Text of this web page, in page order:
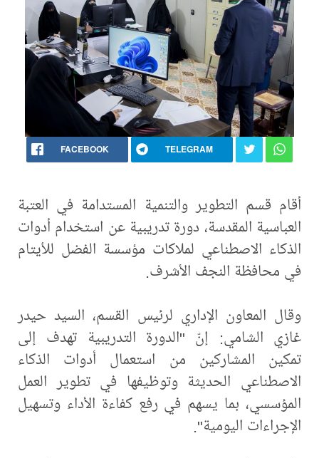
FACEBOOK TELEGRAM
أقام قسم التطوير والتنمية المستدامة في العتبة
العباسية المقدسة، دورة تدريبية عن استخدام أدوات
الذكاء الاصطناعي لملاكات مؤسسة الفضل للأيتام
في محافظة النجف الأشرف.
وقال المعاون الإداري لرئيس القسم، السيد حيدر
غازي الشامي: إنّ "الدورة التدريبية تهدف إلى
تمكين المشاركين من استعمال أدوات الذكاء
الاصطناعي الحديثة وتوظيفها في تطوير العمل
المؤسسي، بما يسهم في رفع كفاءة الأداء وتسهيل
الإجراءات اليومية".